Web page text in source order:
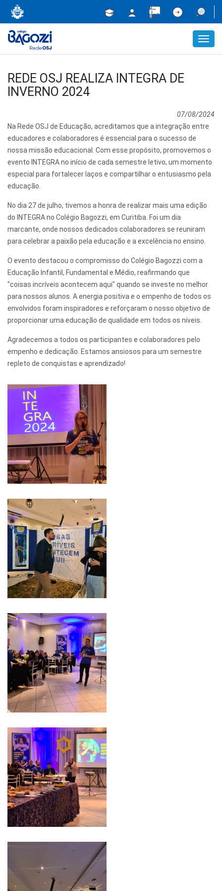
REDE OSJ REALIZA INTEGRA DE
INVERNO 2024
07/08/2024
Na Rede OSJ de Educação, acreditamos que a integração entre
educadores e colaboradores é essencial para o sucesso de
nossa missão educacional. Com esse propósito, promovemos o
evento INTEGRA no início de cada semestre letivo, um momento
especial para fortalecer laços e compartilhar o entusiasmo pela
educação.
No dia 27 de julho, tivemos a honra de realizar mais uma edição
do INTEGRA no Colégio Bagozzi, em Curitiba. Foi um dia
marcante, onde nossos dedicados colaboradores se reuniram
para celebrar a paixão pela educação e a excelência no ensino.
O evento destacou o compromisso do Colégio Bagozzi com a
Educação Infantil, Fundamental e Médio, reafirmando que
"coisas incríveis acontecem aqui" quando se investe no melhor
para nossos alunos. A energia positiva e o empenho de todos os
envolvidos foram inspiradores e reforçaram o nosso objetivo de
proporcionar uma educação de qualidade em todos os níveis.
Agradecemos a todos os participantes e colaboradores pelo
empenho e dedicação. Estamos ansiosos para um semestre
repleto de conquistas e aprendizado!